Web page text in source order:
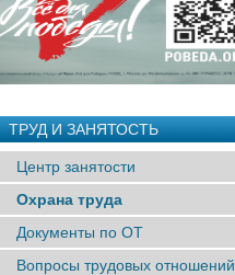
ТРУД И ЗАНЯТОСТЬ
Центр занятости
Охрана труда
Документы по ОТ
Вопросы трудовых отношений